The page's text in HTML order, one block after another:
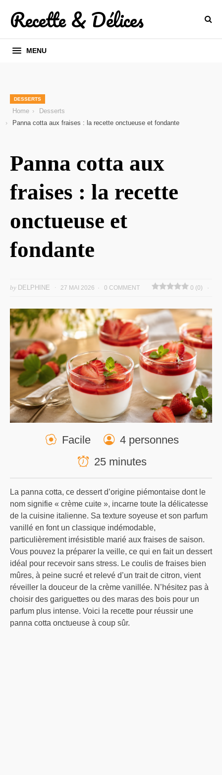
Recette & Délices
MENU
DESSERTS
Home
Desserts
Panna cotta aux fraises : la recette onctueuse et fondante
Panna cotta aux
fraises : la recette
onctueuse et
fondante
by DELPHINE 27 MAI 2026 0 COMMENT 0 (0)
Facile
4 personnes
25 minutes
La panna cotta, ce dessert d’origine piémontaise dont le
nom signifie « crème cuite », incarne toute la délicatesse
de la cuisine italienne. Sa texture soyeuse et son parfum
vanillé en font un classique indémodable,
particulièrement irrésistible marié aux fraises de saison.
Vous pouvez la préparer la veille, ce qui en fait un dessert
idéal pour recevoir sans stress. Le coulis de fraises bien
mûres, à peine sucré et relevé d’un trait de citron, vient
réveiller la douceur de la crème vanillée. N’hésitez pas à
choisir des gariguettes ou des maras des bois pour un
parfum plus intense. Voici la recette pour réussir une
panna cotta onctueuse à coup sûr.